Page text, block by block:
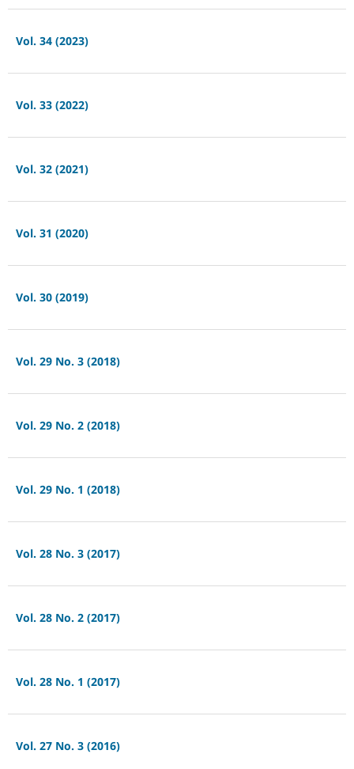
Vol. 34 (2023)
Vol. 33 (2022)
Vol. 32 (2021)
Vol. 31 (2020)
Vol. 30 (2019)
Vol. 29 No. 3 (2018)
Vol. 29 No. 2 (2018)
Vol. 29 No. 1 (2018)
Vol. 28 No. 3 (2017)
Vol. 28 No. 2 (2017)
Vol. 28 No. 1 (2017)
Vol. 27 No. 3 (2016)